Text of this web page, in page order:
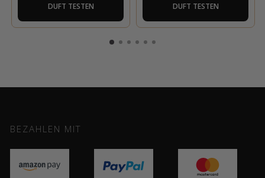
DUFT TESTEN DUFT TESTEN
BEZAHLEN MIT